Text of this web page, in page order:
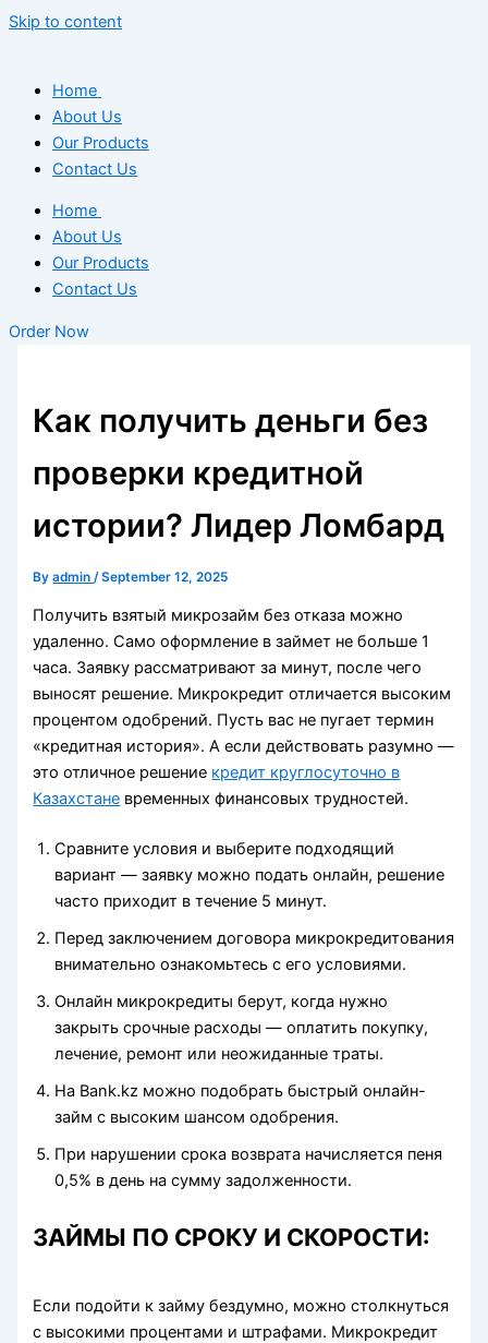
Skip to content
Home
About Us
Our Products
Contact Us
Home
About Us
Our Products
Contact Us
Order Now
Как получить деньги без
проверки кредитной
истории? Лидер Ломбард
Byadmin/September 12, 2025
Получить взятый микрозайм без отказа можно
удаленно. Само оформление в займет не больше 1
часа. Заявку рассматривают за минут, после чего
выносят решение. Микрокредит отличается высоким
процентом одобрений. Пусть вас не пугает термин
«кредитная история». А если действовать разумно —
это отличное решение кредит круглосуточно в
Казахстане временных финансовых трудностей.
Сравните условия и выберите подходящий
вариант — заявку можно подать онлайн, решение
часто приходит в течение 5 минут.
Перед заключением договора микрокредитования
внимательно ознакомьтесь с его условиями.
Онлайн микрокредиты берут, когда нужно
закрыть срочные расходы — оплатить покупку,
лечение, ремонт или неожиданные траты.
На Bank.kz можно подобрать быстрый онлайн-
займ с высоким шансом одобрения.
При нарушении срока возврата начисляется пеня
0,5% в день на сумму задолженности.
ЗАЙМЫ ПО СРОКУ И СКОРОСТИ:
Если подойти к займу бездумно, можно столкнуться
с высокими процентами и штрафами. Микрокредит